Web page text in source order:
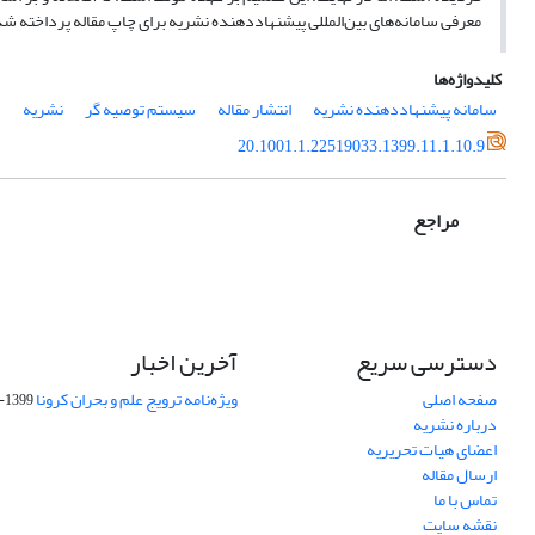
معرفی سامانه‌های بین‌المللی پیشنهاددهنده نشریه برای چاپ مقاله
کلیدواژه‌ها
سامانه پیشنهاددهنده نشریه
انتشار مقاله سیستم توصیه گر
نشریه
20.1001.1.22519033.1399.11.1.10.9
مراجع
دسترسی سریع
صفحه اصلی
درباره نشریه
اعضای هیات تحریریه
ارسال مقاله
تماس با ما
نقشه سایت
آخرین اخبار
ویژه‌نامه ترویج علم و بحران کرونا1399-04-01